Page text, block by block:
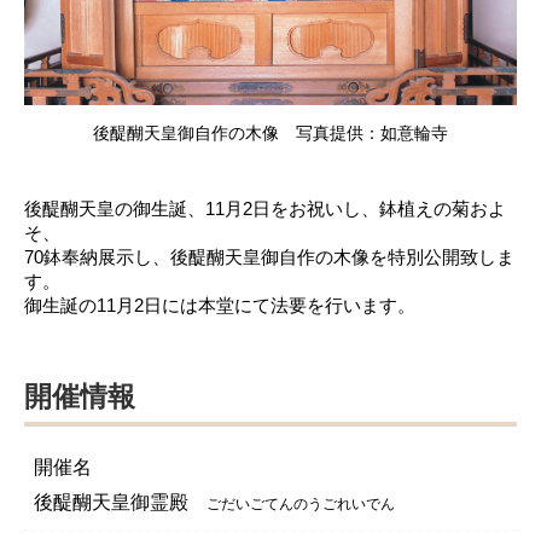
後醍醐天皇御自作の木像 写真提供：如意輪寺
後醍醐天皇の御生誕、11月2日をお祝いし、鉢植えの菊およ
そ、
70鉢奉納展示し、後醍醐天皇御自作の木像を特別公開致しま
す。
御生誕の11月2日には本堂にて法要を行います。
開催情報
開催名
後醍醐天皇御霊殿
ごだいごてんのうごれいでん